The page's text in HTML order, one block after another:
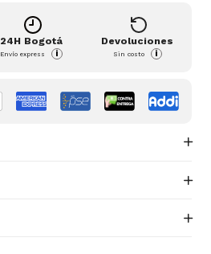
24H Bogotá
Envío express i
Devoluciones
Sin costo i